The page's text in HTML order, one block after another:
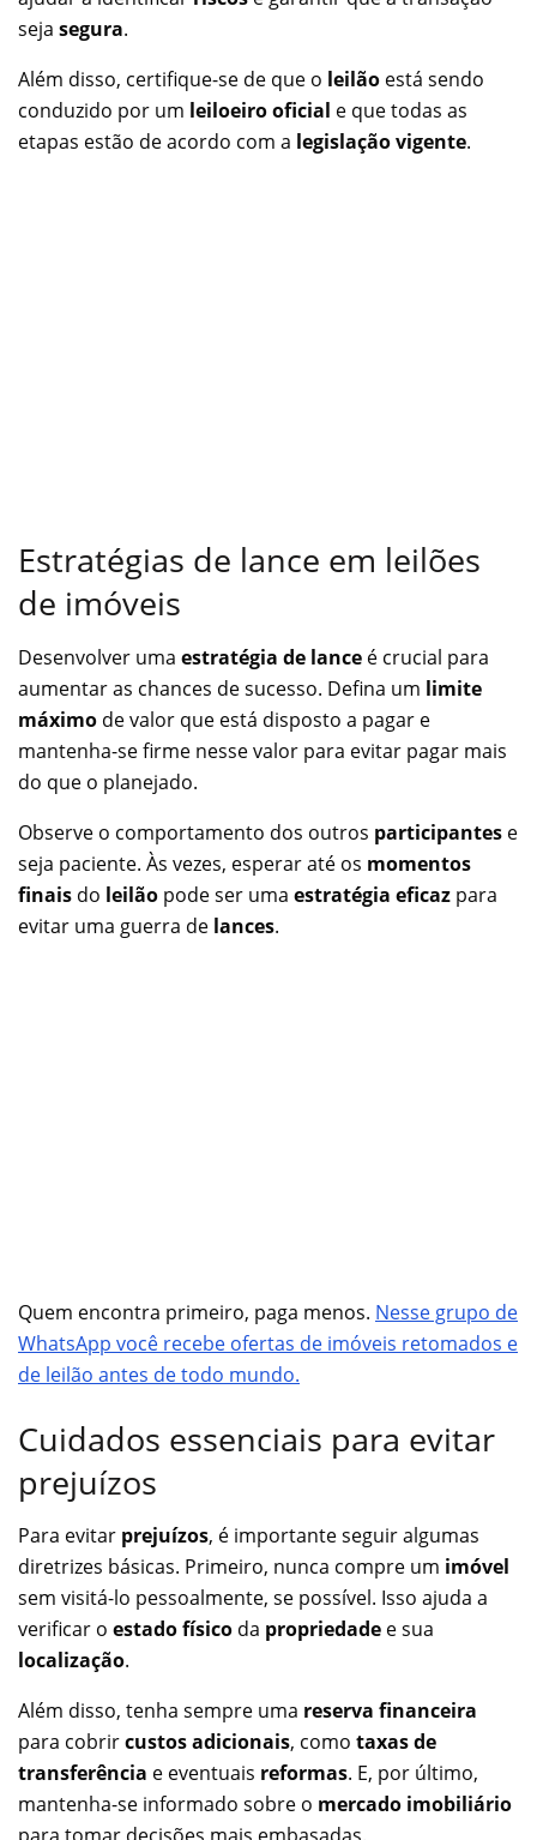
seja segura.
Além disso, certifique-se de que o leilão está sendo
conduzido por um leiloeiro oficial e que todas as
etapas estão de acordo com a legislação vigente.
Estratégias de lance em leilões
de imóveis
Desenvolver uma estratégia de lance é crucial para
aumentar as chances de sucesso. Defina um limite
máximo de valor que está disposto a pagar e
mantenha-se firme nesse valor para evitar pagar mais
do que o planejado.
Observe o comportamento dos outros participantes e
seja paciente. Às vezes, esperar até os momentos
finais do leilão pode ser uma estratégia eficaz para
evitar uma guerra de lances.
Quem encontra primeiro, paga menos. Nesse grupo de
WhatsApp você recebe ofertas de imóveis retomados e
de leilão antes de todo mundo.
Cuidados essenciais para evitar
prejuízos
Para evitar prejuízos, é importante seguir algumas
diretrizes básicas. Primeiro, nunca compre um imóvel
sem visitá-lo pessoalmente, se possível. Isso ajuda a
verificar o estado físico da propriedade e sua
localização.
Além disso, tenha sempre uma reserva financeira
para cobrircustos adicionais, como taxas de
transferência e eventuais reformas. E, por último,
mantenha-se informado sobre o mercado imobiliário